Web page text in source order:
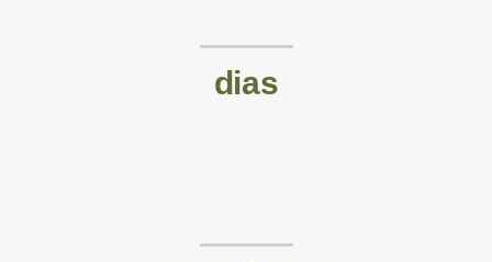
dias